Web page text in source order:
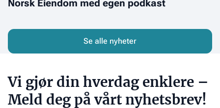
kommuneplan
Norsk Eiendom med egen podkast
Eiendom
egen
Se alle nyheter
Vi gjør din hverdag enklere –
Meld deg på vårt nyhetsbrev!